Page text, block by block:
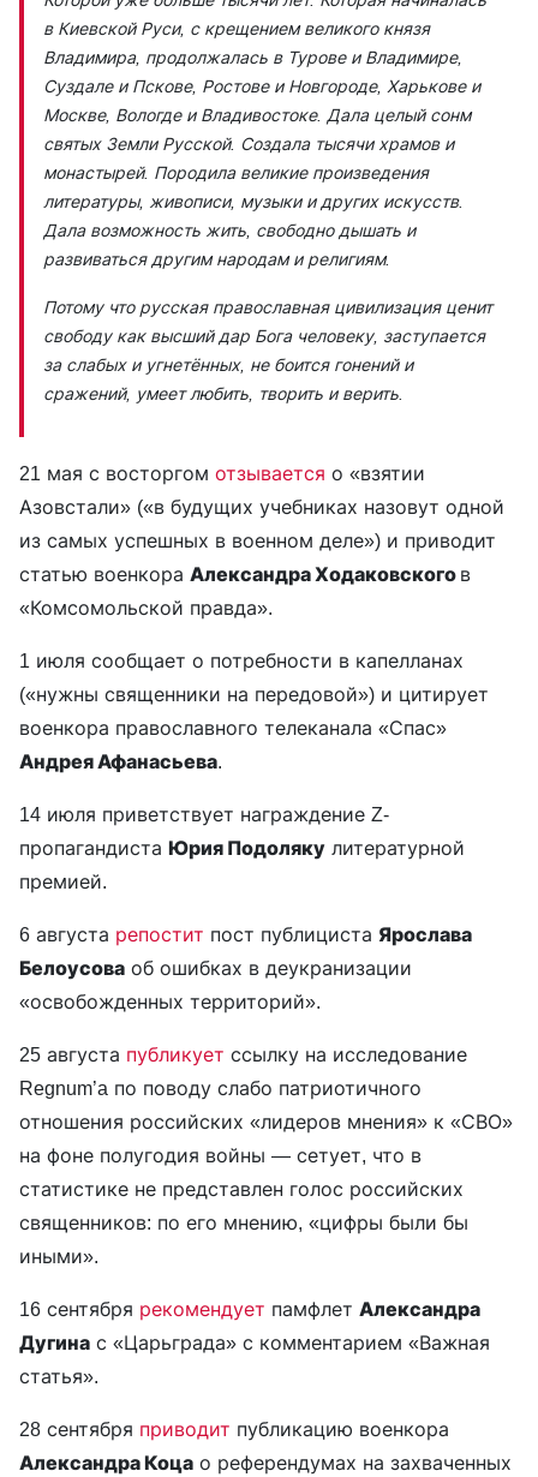
в Киевской Руси, с крещением великого князя
Владимира, продолжалась в Турове и Владимире,
Суздале и Пскове, Ростове и Новгороде, Харькове и
Москве, Вологде и Владивостоке. Дала целый сонм
святых Земли Русской. Создала тысячи храмов и
монастырей. Породила великие произведения
литературы, живописи, музыки и других искусств.
Дала возможность жить, свободно дышать и
развиваться другим народам и религиям.
Потому что русская православная цивилизация ценит
свободу как высший дар Бога человеку, заступается
за слабых и угнетённых, не боится гонений и
сражений, умеет любить, творить и верить.
21 мая с восторгом отзывается о «взятии
Азовстали» («в будущих учебниках назовут одной
из самых успешных в военном деле») и приводит
статью военкора Александра Ходаковского в
«Комсомольской правда».
1 июля сообщает о потребности в капелланах
(«нужны священники на передовой») и цитирует
военкора православного телеканала «Спас»
Андрея Афанасьева.
14 июля приветствует награждение Z-
пропагандиста Юрия Подоляку литературной
премией.
6 августа репостит пост публициста Ярослава
Белоусова об ошибках в деукранизации
«освобожденных территорий».
25 августа публикует ссылку на исследование
Regnum’a по поводу слабо патриотичного
отношения российских «лидеров мнения» к «СВО»
на фоне полугодия войны — сетует, что в
статистике не представлен голос российских
священников: по его мнению, «цифры были бы
иными».
16 сентября рекомендует памфлет Александра
Дугина с «Царьграда» с комментарием «Важная
статья».
28 сентября приводит публикацию военкора
Александра Коца о референдумах на захваченных